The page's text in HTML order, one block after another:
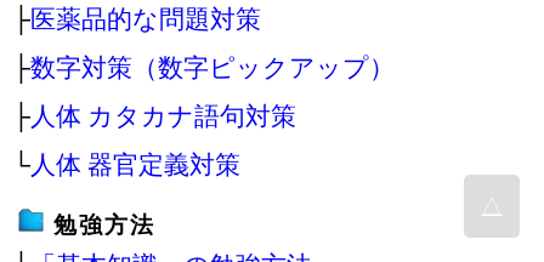
├医薬品的な問題対策
├数字対策（数字ピックアップ）
├人体 カタカナ語句対策
└人体 器官定義対策
勉強方法